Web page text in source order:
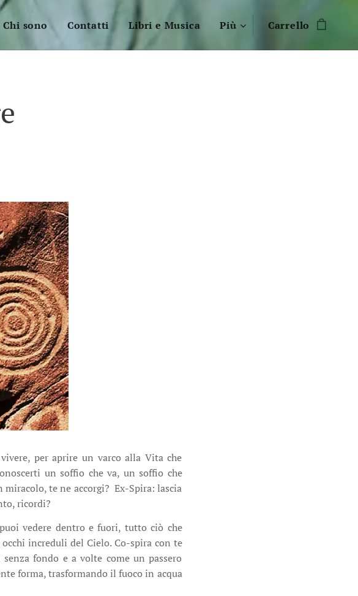
Chi sono Contatti Libri e Musica Più Carrello
per aprire un varco alla Vita che
un soffio che va, un soffio che
te ne accorgi? Ex-Spira: lascia
ricordi?
vedere dentro e fuori, tutto ciò che
increduli del Cielo. Co-spira con te
fondo e a volte come un passero
forma, trasformando il fuoco in acqua